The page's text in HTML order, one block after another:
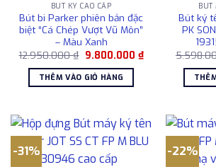
BÚT KÝ CAO CẤP
Bút bi Parker phiên bản đặc
biệt “Cá Chép Vượt Vũ Môn”
– Màu Xanh
12.950.000₫ Giá
là:
12.950.000 ₫.
9.800.000 ₫Giá
hiện
9.800.000 ₫.
THÊM VÀO GIỎ HÀNG
BÚT
Bút ký
PK
-31% -22%